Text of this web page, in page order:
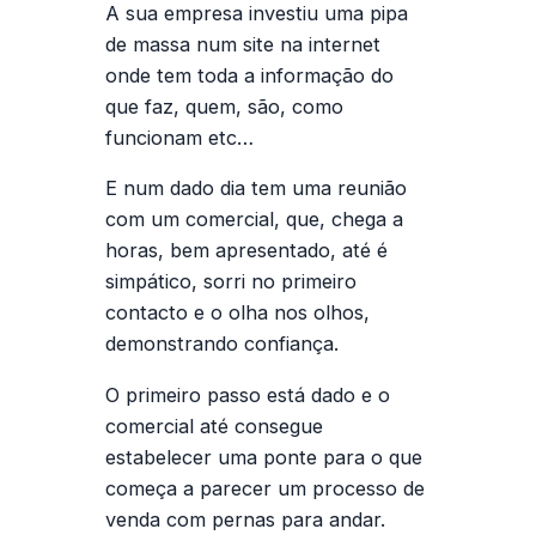
A sua empresa investiu uma pipa
de massa num site na internet
onde tem toda a informação do
que faz, quem, são, como
funcionam etc…
E num dado dia tem uma reunião
com um comercial, que, chega a
horas, bem apresentado, até é
simpático, sorri no primeiro
contacto e o olha nos olhos,
demonstrando confiança.
O primeiro passo está dado e o
comercial até consegue
estabelecer uma ponte para o que
começa a parecer um processo de
venda com pernas para andar.